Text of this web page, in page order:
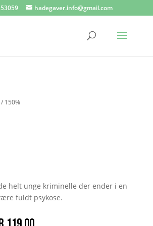
hadegaver.info@gmail.com
/ 150%
helt unge kriminelle der ender i en
fuldt psykose.